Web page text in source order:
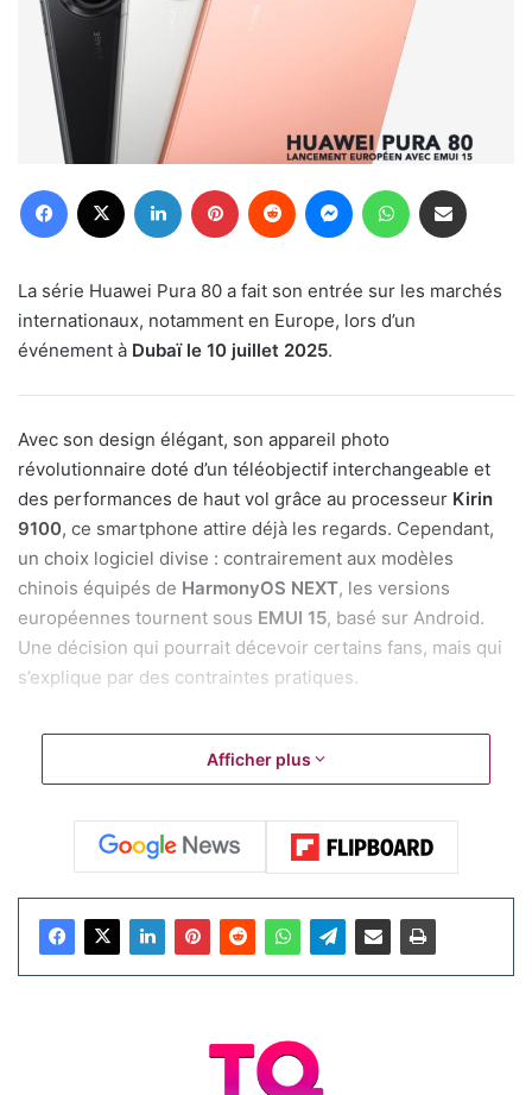
Facebook Linkedin Pinterest Reddit MessengerWhatsApp
La série Huawei Pura 80 a fait son entrée sur les marchés
internationaux, notamment en Europe, lors d’un
événement à Dubaï le 10 juillet 2025.
Avec son design élégant, son appareil photo
révolutionnaire doté d’un téléobjectif interchangeable et
des performances de haut vol grâce au processeur Kirin
9100, ce smartphone attire déjà les regards. Cependant,
un choix logiciel divise : contrairement aux modèles
chinois équipés de HarmonyOS NEXT, les versions
européennes tournent sous EMUI 15, basé sur Android.
Une décision qui pourrait décevoir certains fans, mais qui
s’explique par des contraintes pratiques.
Pourquoi EMUI 15 plutôt que
HarmonyOS ?
En Chine, Huawei a bâti un écosystème robuste autour
HarmonyOS, avec plus de 15 000 applications natives
disponibles sur l’AppGallery en 2025. Cette transition,
amorcée après les sanctions américaines de 2019, a
permis à Huawei de s’affranchir progressivement d’Android
Europe, en revanche, l’absence d’un écosystème
d’applications équivalent pousse Huawei à privilégier EMUI
Afficher plus